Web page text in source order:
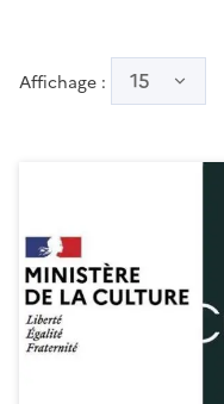
Affichage : 15